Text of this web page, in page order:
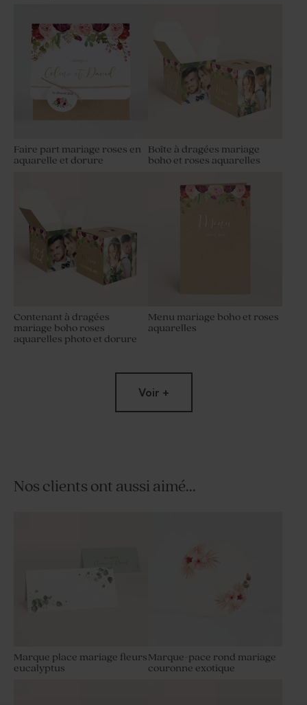
Faire part mariage roses en
aquarelle et dorure
Boîte à dragées mariage
boho et roses aquarelles
Contenant à dragées
mariage boho roses
aquarelles photo et dorure
Menu mariage boho et roses
aquarelles
Voir +
Nos clients ont aussi aimé...
Marque place mariage fleurs
eucalyptus
Marque-pace rond mariage
couronne exotique